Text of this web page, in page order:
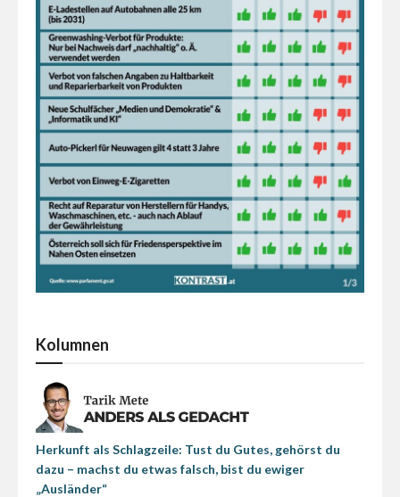
Kolumnen
Herkunft als Schlagzeile: Tust du Gutes, gehörst du
dazu – machst du etwas falsch, bist du ewiger
„Ausländer“